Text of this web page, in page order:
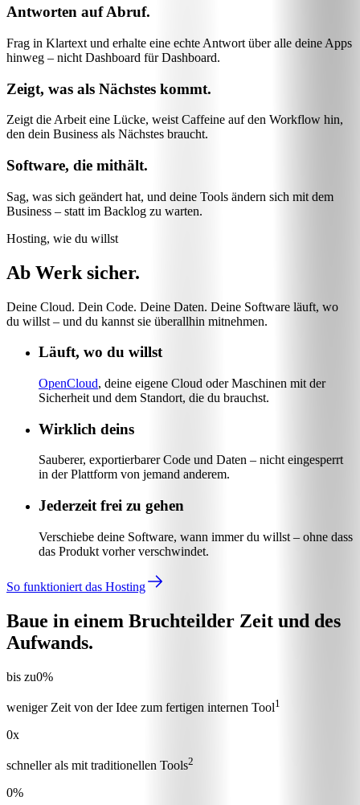
Antworten auf Abruf.
Frag in Klartext und erhalte eine echte Antwort über alle deine Apps
hinweg – nicht Dashboard für Dashboard.
Zeigt, was als Nächstes kommt.
Zeigt die Arbeit eine Lücke, weist Caffeine auf den Workflow hin,
den dein Business als Nächstes braucht.
Software, die mithält.
Sag, was sich geändert hat, und deine Tools ändern sich mit dem
Business – statt im Backlog zu warten.
Hosting, wie du willst
Ab Werk sicher.
Deine Cloud. Dein Code. Deine Daten. Deine Software läuft, wo
du willst – und du kannst sie überallhin mitnehmen.
Läuft, wo du willst
OpenCloud, deine eigene Cloud oder Maschinen mit der
Sicherheit und dem Standort, die du brauchst.
Wirklich deins
Sauberer, exportierbarer Code und Daten – nicht eingesperrt
in der Plattform von jemand anderem.
Jederzeit frei zu gehen
Verschiebe deine Software, wann immer du willst – ohne dass
das Produkt vorher verschwindet.
So funktioniert das Hosting
Baue in einem Bruchteilder Zeit und des
Aufwands.
bis zu0%
weniger Zeit von der Idee zum fertigen internen Tool1
0x
schneller als mit traditionellen Tools2
0%